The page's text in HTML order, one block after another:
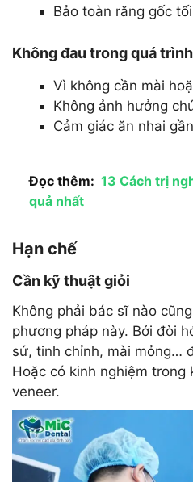
Bảo toàn răng gốc
Không đau trong quá
Vì không cần mài
Không ảnh hưởng
Cảm giác ăn nhai
Đọc thêm: 13 Cách trị
quả nhất
Hạn chế
Cần kỹ thuật giỏi
Không phải bác sĩ nào
phương pháp này. Bởi đòi
sứ, tinh chỉnh, mài mỏng…
Hoặc có kinh nghiệm trong
veneer.